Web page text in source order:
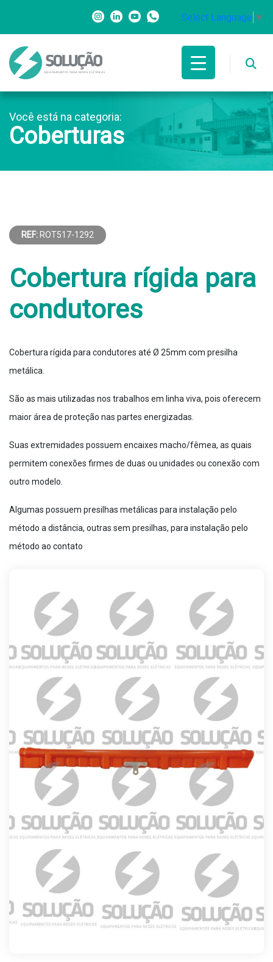
Select Language ▼
Você está na categoria:
Coberturas
REF: ROT517-1292
Cobertura rígida para
condutores
Cobertura rígida para condutores até Ø 25mm com presilha
metálica.
São as mais utilizadas nos trabalhos em linha viva, pois oferecem
maior área de proteção nas partes energizadas.
Suas extremidades possuem encaixes macho/fêmea, as quais
permitem conexões firmes de duas ou unidades ou conexão com
outro modelo.
Algumas possuem presilhas metálicas para instalação pelo
método a distância, outras sem presilhas, para instalação pelo
método ao contato